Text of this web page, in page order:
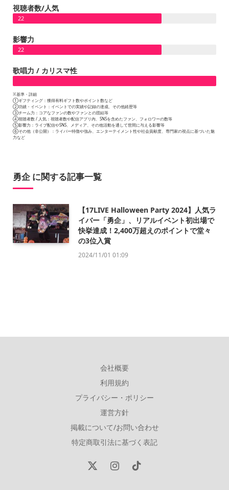
視聴者数/人気
22
影響力
22
歌唱力 / カリスマ性
※基準・詳細
①ギフティング：獲得有料ギフト数やポイント数など
②功績・イベント：イベントでの実績や記録の達成、その他経歴等
③チーム力：コアなファンの数やファンとの団結等
④視聴者数 / 人気：視聴者数や配信アプリ内、SNSを含めたファン、フォロワーの数等
⑤影響力：ライブ配信やSNS、メディア、その他活動を通して世間に与える影響等
⑥その他（非公開）：ライバー特徴や強み、エンターテイメント性や社会貢献度、専門家の視点に基づいた魅
力など
勇企 に関する記事一覧
【17LIVE Halloween Party 2024】人気ラ
イバー「勇企」、リアルイベント初出場で
快挙達成！2,400万超えのポイントで堂々
の3位入賞
2024/11/01 01:09
会社概要
利用規約
プライバシー・ポリシー
運営方針
掲載について/お問い合わせ
特定商取引法に基づく表記
X
InstagramTikTok